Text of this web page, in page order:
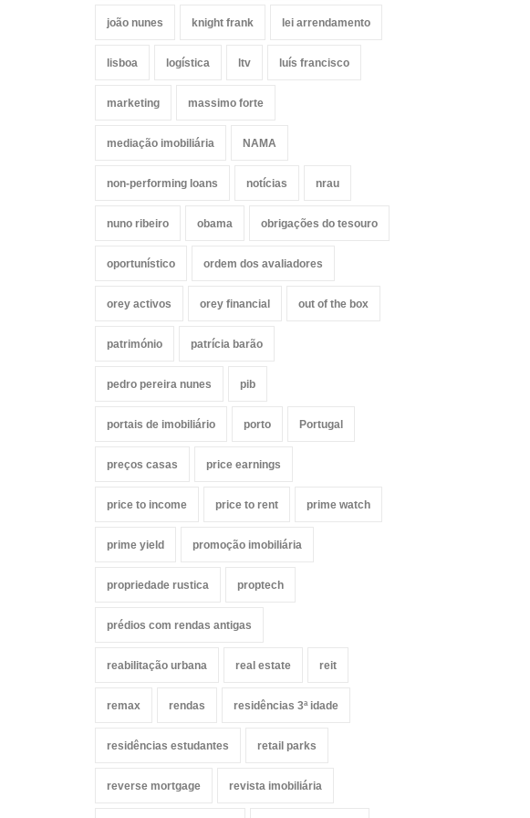
joão nunes knight frank lei arrendamento
lisboa logística ltv luís francisco
marketing massimo forte
mediação imobiliária NAMA
non-performing loans notícias nrau
nuno ribeiro obama obrigações do tesouro
oportunístico ordem dos avaliadores
orey activos orey financial out of the box
património patrícia barão
pedro pereira nunes pib
portais de imobiliário porto Portugal
preços casas price earnings
price to income price to rent prime watch
prime yield promoção imobiliária
propriedade rustica proptech
prédios com rendas antigas
reabilitação urbana real estate reit
remax rendas residências 3ª idade
residências estudantes retail parks
reverse mortgage revista imobiliária